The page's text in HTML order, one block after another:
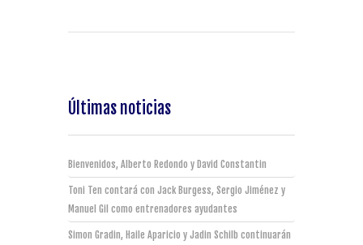
Últimas noticias
Bienvenidos, Alberto Redondo y David Constantin
Toni Ten contará con Jack Burgess, Sergio Jiménez y
Manuel Gil como entrenadores ayudantes
Simon Gradin, Haile Aparicio y Jadin Schilb continuarán